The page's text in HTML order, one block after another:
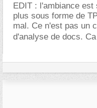
EDIT : l'ambiance
plus sous forme de
mal. Ce n'est pas un
d'analyse de docs.